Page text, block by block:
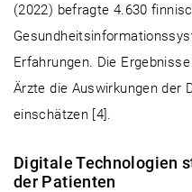
(2022) befragte 4.630
Erfahrungen. Die
Ärzte die Auswirkungen der
einschätzen [4].
Digitale Technologien
der Patienten